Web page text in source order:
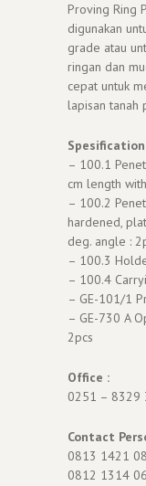
Proving Ring
digunakan
grade atau
ringan dan
cepat untuk
lapisan tanah
– 100.1
cm length
– 100.2
hardened,
deg. angle :
– 100.3
– 100.4
– GE-101/1
– GE-730 A
2pcs
Office :
0251 – 8329
Contact
0813 1421
0812 1314